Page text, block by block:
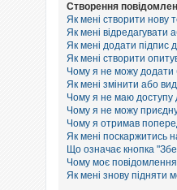
Створення
Як мені створити нову
Як мені відредагувати
Як мені додати підпис
Як мені створити
Чому я не можу додати
Як мені змінити або
Чому я не маю
Чому я не можу
Чому я отримав
Як мені поскаржитись
Що означає кнопка
Чому моє
Як мені знову підняти